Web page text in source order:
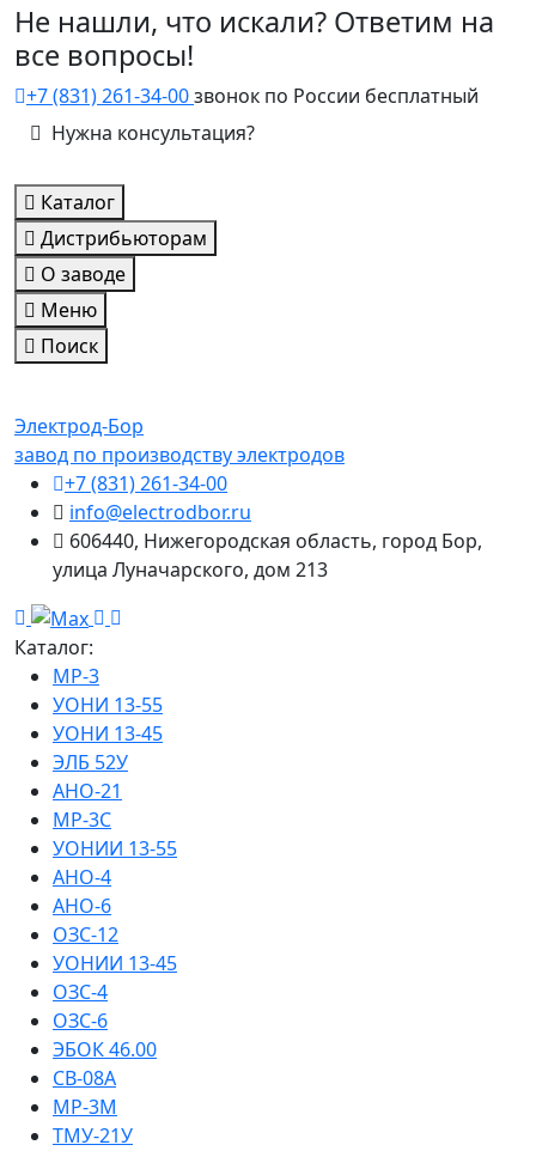
Не нашли, что искали? Ответим на
все вопросы!
+7 (831) 261-34-00звонок по России бесплатный
Нужна консультация?
Каталог
Дистрибьюторам
О заводе
Меню
Поиск
Электрод-Бор
завод по производству электродов
+7 (831) 261-34-00
info@electrodbor.ru
606440, Нижегородская область, город Бор,
улица Луначарского, дом 213
Каталог:
МР-3
УОНИ 13-55
УОНИ 13-45
ЭЛБ 52У
АНО-21
МР-3С
УОНИИ 13-55
АНО-4
АНО-6
ОЗС-12
УОНИИ 13-45
ОЗС-4
ОЗС-6
ЭБОК 46.00
СВ-08А
МР-3М
ТМУ-21У